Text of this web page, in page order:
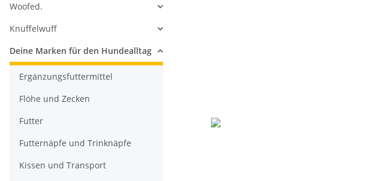
Woofed.
Knuffelwuff
Deine Marken für den Hundealltag
Ergänzungsfuttermittel
Flöhe und Zecken
Futter
Futternäpfe und Trinknäpfe
Kissen und Transport